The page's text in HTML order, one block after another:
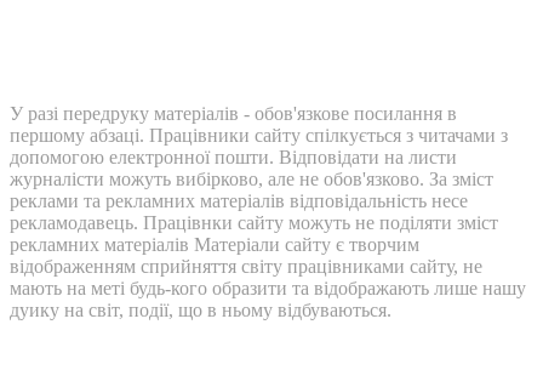
У разі передруку матеріалів - обов'язкове посилання в
першому абзаці. Працівники сайту спілкується з читачами з
допомогою електронної пошти. Відповідати на листи
журналісти можуть вибірково, але не обов'язково. За зміст
реклами та рекламних матеріалів відповідальність несе
рекламодавець. Працівнки сайту можуть не поділяти зміст
рекламних матеріалів Матеріали сайту є творчим
відображенням сприйняття світу працівниками сайту, не
мають на меті будь-кого образити та відображають лише нашу
дуику на світ, події, що в ньому відбуваються.